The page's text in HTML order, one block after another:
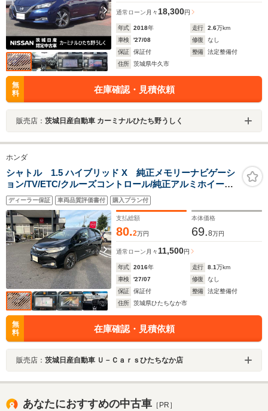
通常ローン 月々18,300円
年式 2018年 走行 2.6万km
車検
'27/08 修復
なし
保証
保証付 整備
法定整備付
住所
茨城県牛久市
無
料
在庫確認・見積依頼
販売店： 茨城日産自動車 カーミナルひたち野うしく
ホンダ
シャトル 1.5 ハイブリッド X 純正メモリーナビゲーシ
ョン/TV/ETC/クルーズコントロール/純正アルミホイール/
スマートキー/
ディーラー保証 車両品質評価書付 購入プラン付
支払総額
80.2万円
本体価格
69.8万円
通常ローン 月々11,500円
年式 2016年 走行 8.1万km
車検
'27/07 修復
なし
保証
保証付 整備
法定整備付
住所
茨城県ひたちなか市
無
料
在庫確認・見積依頼
販売店： 茨城日産自動車 Ｕ－Ｃａｒｓひたちなか店
あなたにおすすめの中古車 ［PR］